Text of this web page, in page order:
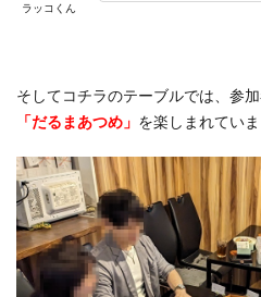
ラッコくん
そしてコチラのテーブルでは、参
「だるまあつめ」 を楽しまれてい